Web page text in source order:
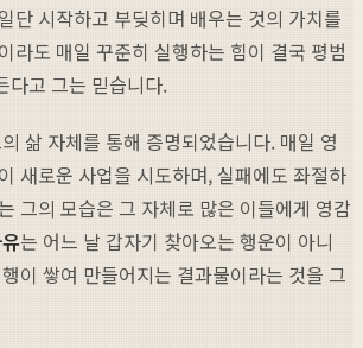
단 시작하고 부딪히며 배우는 것의 가치를
라도 매일 꾸준히 실행하는 힘이 결국 평범
다고 그는 믿습니다.
삶 자체를 통해 증명되었습니다. 매일 영
새로운 사업을 시도하며, 실패에도 좌절하
그의 모습은 그 자체로 많은 이들에게 영감
는 어느 날 갑자기 찾아오는 행운이 아니
이 쌓여 만들어지는 결과물이라는 것을 그